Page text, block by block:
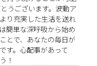
うございます。波動ア
り充実した生活を送れ
簡単な深呼吸から始め
とで、あなたの毎日が
す。心配事があって
！